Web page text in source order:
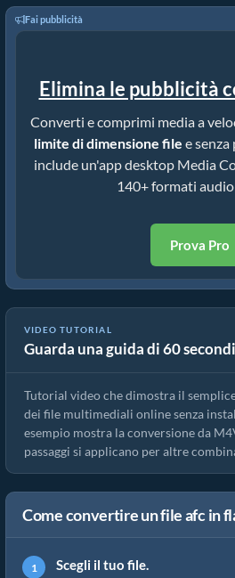
Fai pubblicità
Elimina le pubblicità
Converti e comprimi media a
limite di dimensione file e
include un'app desktop Media
140+ formati
Prova Pro
VIDEO TUTORIAL
Guarda una guida di 60 secondi
Come convertire file multimediali
Tutorial video che dimostra il
dei file multimediali online senza
esempio mostra la conversione da
passaggi si applicano per altre
Come convertire un file afc in
Scegli il tuo file.